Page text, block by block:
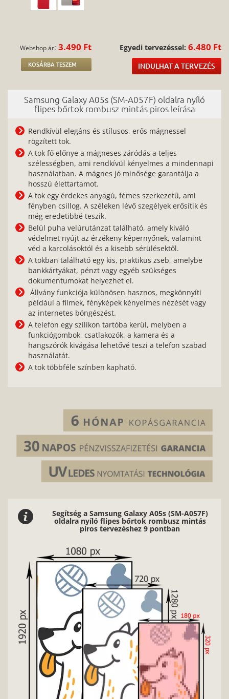
Webshop ár:3.490 Ft
KOSÁRBA TESZEM
Egyedi tervezéssel: 6.480 Ft
INDULHAT A TERVEZÉS
Samsung Galaxy A05s (SM-A057F) oldalra nyíló
flipes bőrtok rombusz mintás piros leírása
Rendkívül elegáns és stílusos, erős mágnessel
rögzített tok.
A tok fő előnye a mágneses záródás a teljes
szélességben, ami rendkívül kényelmes a mindennapi
használatban. A mágnes jó minősége garantálja a
hosszú élettartamot.
A tok egy érdekes anyagú, fémes szerkezetű, ami
fényben csillog. A széleken lévő szegélyek erősítik és
még eredetibbé teszik.
Belül puha velúrutánzat található, amely kiváló
védelmet nyújt az érzékeny képernyőnek, valamint
véd a karcolásoktól és a kisebb sérülésektől.
A tokban található egy kis, praktikus zseb, amelybe
bankkártyákat, pénzt vagy egyéb szükséges
dokumentumokat helyezhet el.
Állvány funkciója különösen hasznos, megkönnyíti
például a filmek, fényképek kényelmes nézését vagy
az internetes böngészést.
A telefon egy szilikon tartóba kerül, melyben a
funkciógombok, csatlakozók, a kamera és a
hangszórók kivágása lehetővé teszi a telefon szabad
használatát.
A tok többféle színben kapható.
Segítség a Samsung Galaxy A05s (SM-A057F)
oldalra nyíló flipes bőrtok rombusz mintás
piros tervezéshez 9 pontban